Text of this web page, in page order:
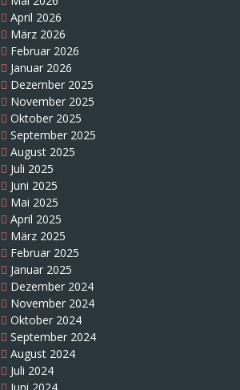
April 2026
März 2026
Februar 2026
Januar 2026
Dezember 2025
November 2025
Oktober 2025
September 2025
August 2025
Juli 2025
Juni 2025
Mai 2025
April 2025
März 2025
Februar 2025
Januar 2025
Dezember 2024
November 2024
Oktober 2024
September 2024
August 2024
Juli 2024